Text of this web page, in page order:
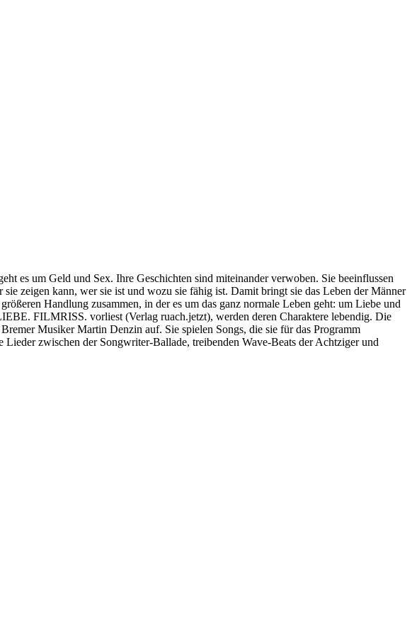
es um Geld und Sex. Ihre Geschichten sind miteinander verwoben. Sie beeinflussen
zeigen kann, wer sie ist und wozu sie fähig ist. Damit bringt sie das Leben der Männer
Handlung zusammen, in der es um das ganz normale Leben geht: um Liebe und
FILMRISS. vorliest (Verlag ruach.jetzt), werden deren Charaktere lebendig. Die
Musiker Martin Denzin auf. Sie spielen Songs, die sie für das Programm
zwischen der Songwriter-Ballade, treibenden Wave-Beats der Achtziger und